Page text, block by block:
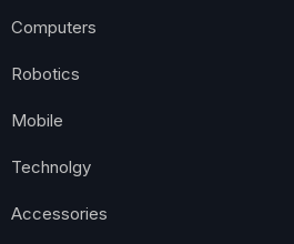
Computers
Robotics
Mobile
Technolgy
Accessories